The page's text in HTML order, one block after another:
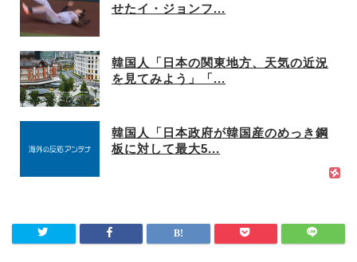
せたイ・ジョンフ...
韓国人「日本の関東地方、天気の近況
を見てみよう」「...
韓国人「日本政府が韓国産のめっき鋼
板に対して最大5...